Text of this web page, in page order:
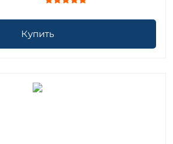
Купить